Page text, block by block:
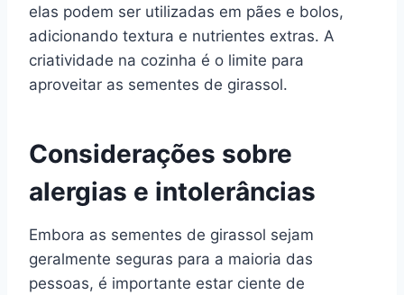
elas podem ser utilizadas em pães e bolos,
adicionando textura e nutrientes extras. A
criatividade na cozinha é o limite para
aproveitar as sementes de girassol.
Considerações sobre
alergias e intolerâncias
Embora as sementes de girassol sejam
geralmente seguras para a maioria das
pessoas, é importante estar ciente de